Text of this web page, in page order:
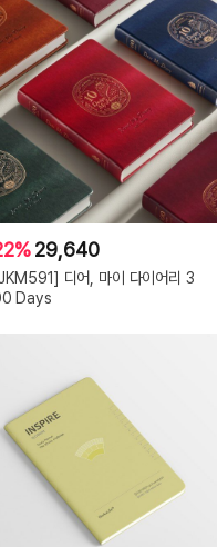
29,640
디어, 마이 다이어리 3
Days